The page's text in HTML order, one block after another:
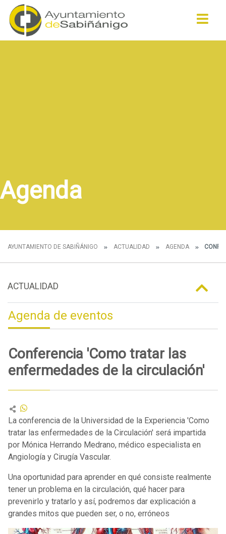
Agenda
AYUNTAMIENTO DE SABIÑÁNIGO ACTUALIDAD AGENDA
ACTUALIDAD
Agenda de eventos
Conferencia 'Como tratar las
enfermedades de la circulación'
La conferencia de la Universidad de la Experiencia 'Como
tratar las enfermedades de la Circulación' será impartida
por Mónica Herrando Medrano, médico especialista en
Angiología y Cirugía Vascular.
Una oportunidad para aprender en qué consiste realmente
tener un problema en la circulación, qué hacer para
prevenirlo y tratarlo y así, podremos dar explicación a
grandes mitos que pueden ser, o no, erróneos